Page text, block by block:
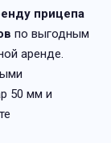
прицепа
по выгодным
аренде.
50 мм и